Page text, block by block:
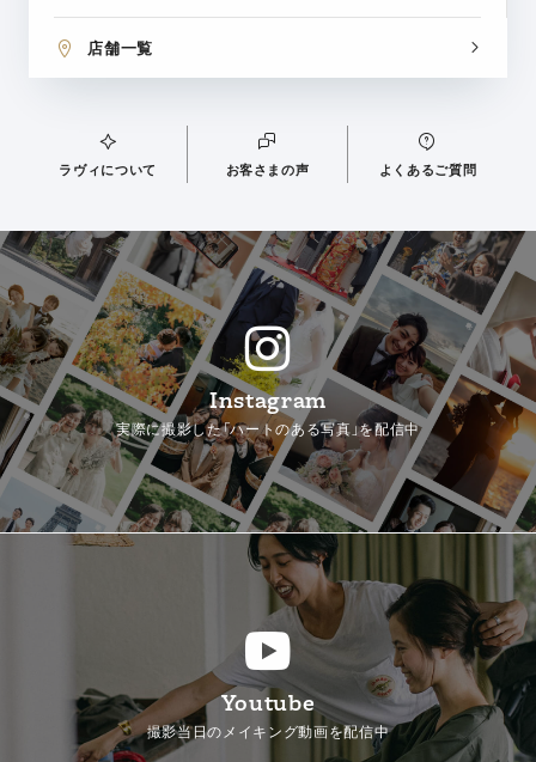
店舗一覧
ラヴィについて お客さまの声 よくあるご質問
Instagram
実際に撮影した「ハートのある写真」を配信中
Youtube
撮影当日のメイキング動画を配信中